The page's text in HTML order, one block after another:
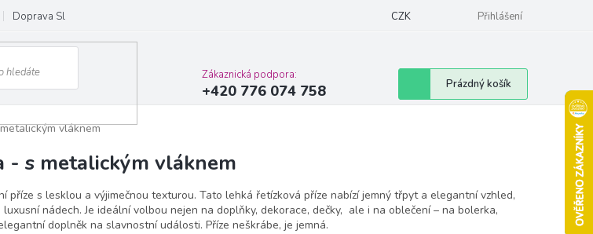
Doprava Slovensko a EU Podmínky ochrany osobních údajů Moje objednávka
CZK Přihlášení
Zákaznická podpora:
+420 776 074 758
Nákupní
košík
Prázdný košík
vláknem
- s metalickým vláknem
příze s lesklou a výjimečnou texturou. Tato lehká řetízková příze nabízí jemný třpyt a elegantní vzhled,
nádech. Je ideální volbou nejen na doplňky, dekorace, dečky, ale i na oblečení – na bolerka,
doplněk na slavnostní události. Příze neškrábe, je jemná.